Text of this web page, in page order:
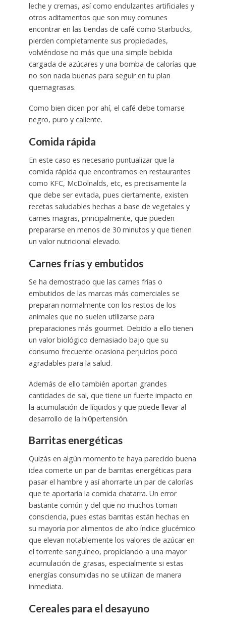
leche y cremas, así como endulzantes artificiales y
otros aditamentos que son muy comunes
encontrar en las tiendas de café como Starbucks,
pierden completamente sus propiedades,
volviéndose no más que una simple bebida
cargada de azúcares y una bomba de calorías que
no son nada buenas para seguir en tu plan
quemagrasas.
Como bien dicen por ahí, el café debe tomarse
negro, puro y caliente.
Comida rápida
En este caso es necesario puntualizar que la
comida rápida que encontramos en restaurantes
como KFC, McDolnalds, etc, es precisamente la
que debe ser evitada, pues ciertamente, existen
recetas saludables hechas a base de vegetales y
carnes magras, principalmente, que pueden
prepararse en menos de 30 minutos y que tienen
un valor nutricional elevado.
Carnes frías y embutidos
Se ha demostrado que las carnes frías o
embutidos de las marcas más comerciales se
preparan normalmente con los restos de los
animales que no suelen utilizarse para
preparaciones más gourmet. Debido a ello tienen
un valor biológico demasiado bajo que su
consumo frecuente ocasiona perjuicios poco
agradables para la salud.
Además de ello también aportan grandes
cantidades de sal, que tiene un fuerte impacto en
la acumulación de líquidos y que puede llevar al
desarrollo de la hi0pertensión.
Barritas energéticas
Quizás en algún momento te haya parecido buena
idea comerte un par de barritas energéticas para
pasar el hambre y así ahorrarte un par de calorías
que te aportaría la comida chatarra. Un error
bastante común y del que no muchos toman
consciencia, pues estas barritas están hechas en
su mayoría por alimentos de alto índice glucémico
que elevan notablemente los valores de azúcar en
el torrente sanguíneo, propiciando a una mayor
acumulación de grasas, especialmente si estas
energías consumidas no se utilizan de manera
inmediata.
Cereales para el desayuno